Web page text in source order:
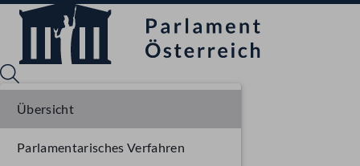
Übersicht
Parlamentarisches Verfahren